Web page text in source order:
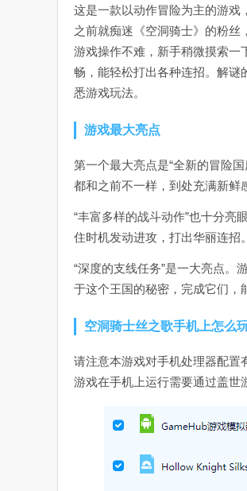
这是一款以动作冒险为主的游戏
之前就痴迷《空洞骑士》的粉丝
游戏操作不难，新手稍微摸索一
畅，能轻松打出各种连招。解谜
悉游戏玩法。
游戏最大亮点
第一个最大亮点是“全新的冒险
都和之前不一样，到处充满新鲜
“丰富多样的战斗动作”也十分亮
住时机发动进攻，打出华丽连招
“深度的支线任务”是一大亮点。
于这个王国的秘密，完成它们，
空洞骑士丝之歌手机上怎么
请注意本游戏对手机处理器配置
游戏在手机上运行需要通过盖世